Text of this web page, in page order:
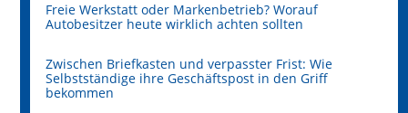
Freie Werkstatt oder Markenbetrieb? Worauf
Autobesitzer heute wirklich achten sollten
Zwischen Briefkasten und verpasster Frist: Wie
Selbstständige ihre Geschäftspost in den Griff
bekommen